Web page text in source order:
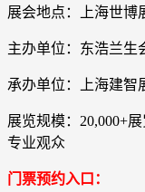
展会地点：上海世博
主办单位：东浩兰生
承办单位：上海建智
展览规模：20,000+
专业观众
门票预约入口：